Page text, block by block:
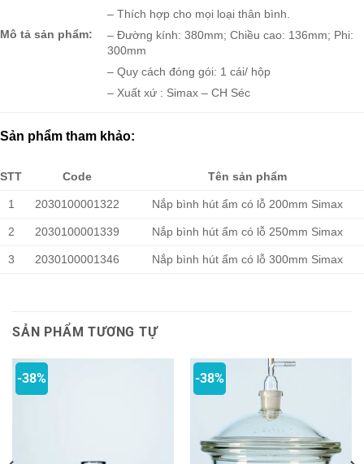
Mô tả sản phẩm:
– Thích hợp cho mọi loại thân bình.
– Đường kính: 380mm; Chiều cao: 136mm; Phi:
300mm
– Quy cách đóng gói: 1 cái/ hộp
– Xuất xứ : Simax – CH Séc
Sản phẩm tham khảo:
STT Code Tên sản phẩm
1 2030100001322 Nắp bình hút ẩm có lỗ 200mm Simax
2 2030100001339 Nắp bình hút ẩm có lỗ 250mm Simax
3 2030100001346 Nắp bình hút ẩm có lỗ 300mm Simax
SẢN PHẨM TƯƠNG TỰ
-38% -38%